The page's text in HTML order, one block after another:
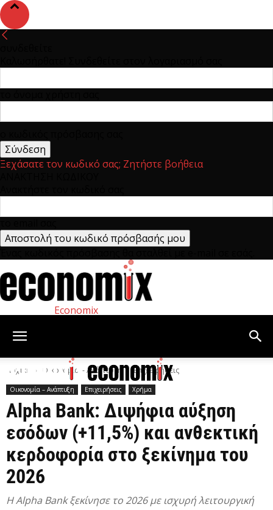
Ξεχάσατε τον κωδικό σας; Ζητήστε βοήθεια
Economix
Αρχική Οικονομία – Ανάπτυξη Επιχειρήσεις
Οικονομία – Ανάπτυξη Επιχειρήσεις Χρήμα
Alpha Bank: Διψήφια αύξηση
εσόδων (+11,5%) και ανθεκτική
κερδοφορία στο ξεκίνημα του
2026
Η Alpha Bank ξεκίνησε το 2026 με ισχυρή λειτουργική